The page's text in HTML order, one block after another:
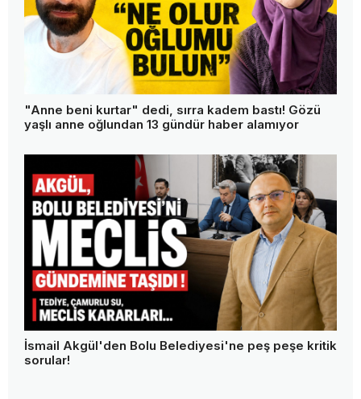
"Anne beni kurtar" dedi, sırra kadem bastı! Gözü
yaşlı anne oğlundan 13 gündür haber alamıyor
İsmail Akgül'den Bolu Belediyesi'ne peş peşe kritik
sorular!